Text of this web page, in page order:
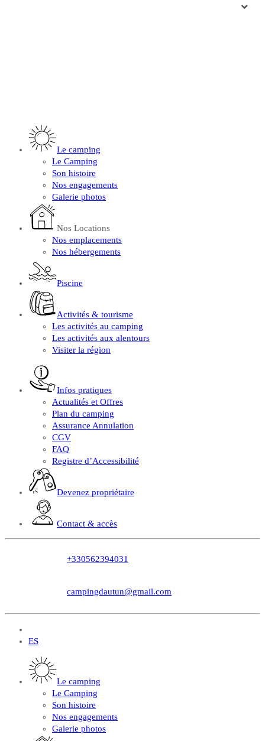
Le camping
Le Camping
Son histoire
Nos engagements
Galerie photos
Nos Locations
Nos emplacements
Nos hébergements
Piscine
Activités & tourisme
Les activités au camping
Les activités aux alentours
Visiter la région
Infos pratiques
Actualités et Offres
Plan du camping
Assurance Annulation
CGV
FAQ
Registre d’Accessibilité
Devenez propriétaire
Contact & accès
+330562394031
campingdautun@gmail.com
ES
Le camping
Le Camping
Son histoire
Nos engagements
Galerie photos